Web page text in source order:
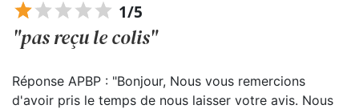
1/5
"pas reçu le colis"
Réponse APBP : "Bonjour, Nous vous remercions
d'avoir pris le temps de nous laisser votre avis. Nous